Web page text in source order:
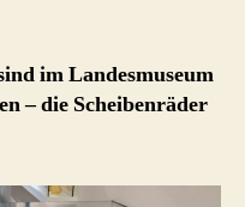
von
im Landesmuseum
– die Scheibenräder